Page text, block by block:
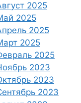
2025
2025
2025
2025
2025
2023
2023
2023